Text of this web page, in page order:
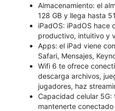
Almacenamiento: el
128 GB y llega hasta
iPadOS: iPadOS hace
productivo, intuitivo y
Apps: el iPad viene
Safari, Mensajes,
Wifi 6 te ofrece
descarga archivos,
jugadores, haz
Capacidad celular 5G:
mantenerte